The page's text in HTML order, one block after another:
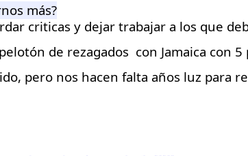
más?
criticas y dejar trabajar a los que
de rezagados con Jamaica con
pero nos hacen falta años luz para